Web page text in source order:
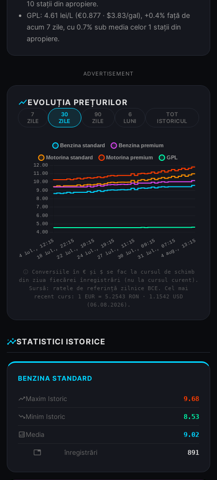
10 stații din apropiere.
GPL: 4.61 lei/L (€0.877 · $3.83/gal), +0.4% față de
acum 7 zile, cu 0.7% sub media celor 1 stații din
apropiere.
ADVERTISEMENT
show_chartEVOLUȚIA PREȚURILOR
7
ZILE
30
ZILE
90
ZILE
6
LUNI
TOT
ISTORICUL
info Conversiile în € și $ se fac la cursul de schimb
din ziua fiecărei înregistrări (nu la cursul curent).
Sursă: ratele de referință zilnice BCE. Cel mai
recent curs: 1 EUR = 5.2543 RON · 1.1542 USD
(06.08.2026).
insightsSTATISTICI ISTORICE
BENZINA STANDARD
trending_upMaxim Istoric 9.68
trending_downMinim Istoric 8.53
analyticsMedia 9.02
database înregistrări 891